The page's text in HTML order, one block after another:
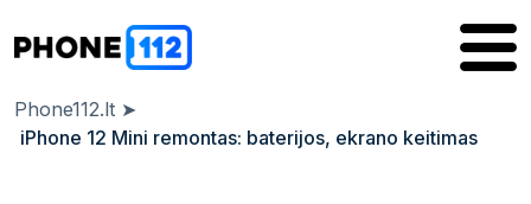
Phone112.lt ➤
iPhone 12 Mini remontas: baterijos, ekrano keitimas